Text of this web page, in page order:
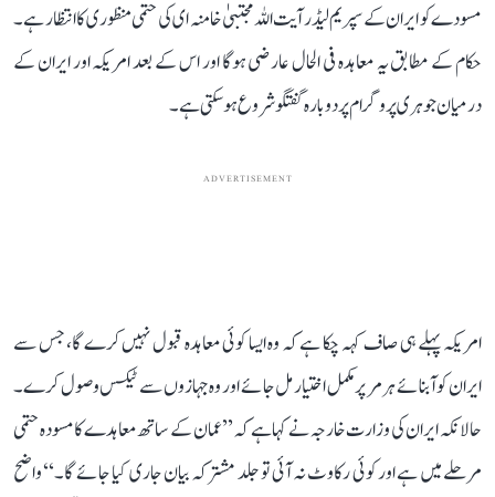
مسودے کو ایران کے سپریم لیڈر آیت اللہ مجتبیٰ خامنہ ای کی حتمی منظوری کا انتظار ہے۔
حکام کے مطابق یہ معاہدہ فی الحال عارضی ہوگا اور اس کے بعد امریکہ اور ایران کے
درمیان جوہری پروگرام پر دوبارہ گفتگو شروع ہو سکتی ہے۔
ADVERTISEMENT
امریکہ پہلے ہی صاف کہہ چکا ہے کہ وہ ایسا کوئی معاہدہ قبول نہیں کرے گا، جس سے
ایران کو آبنائے ہرمر پر مکمل اختیار مل جائے اور وہ جہازوں سے ٹیکس وصول کرے۔
حالانکہ ایران کی وزارت خارجہ نے کہا ہے کہ ’’عمان کے ساتھ معاہدے کا مسودہ حتمی
مرحلے میں ہے اور کوئی رکاوٹ نہ آئی تو جلد مشترکہ بیان جاری کیا جائے گا۔‘‘ واضح